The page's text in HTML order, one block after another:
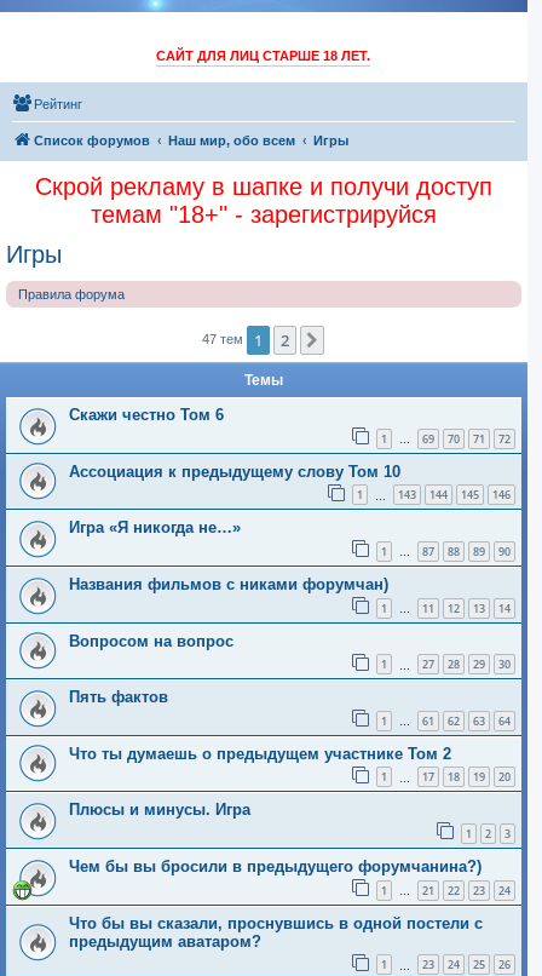
САЙТ ДЛЯ ЛИЦ СТАРШЕ 18 ЛЕТ.
Рейтинг
Список форумов Наш мир, обо всем Игры
Скрой рекламу в шапке и получи доступ
темам "18+" - зарегистрируйся
Игры
Правила форума
47 тем 1 2
Темы
Скажи честно Том 6
1 … 69 70 71 72
Ассоциация к предыдущему слову Том 10
1 143 144 145 146
Игра «Я никогда не…»
1 … 87 88 89 90
Названия фильмов с никами форумчан)
1 … 11 12 13 14
Вопросом на вопрос
1 27 28 29 30
Пять фактов
1 … 61 62 63 64
Что ты думаешь о предыдущем участнике Том 2
1 17 18 19 20
Плюсы и минусы. Игра
1 2 3
Чем бы вы бросили в предыдущего форумчанина?)
1 … 21 22 23 24
Что бы вы сказали, проснувшись в одной постели с
предыдущим аватаром?
1 23 24 25 26